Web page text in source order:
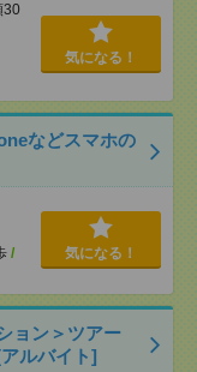
30
気になる！
などスマホの
/
気になる！
ョン＞ツアー
ルバイト]